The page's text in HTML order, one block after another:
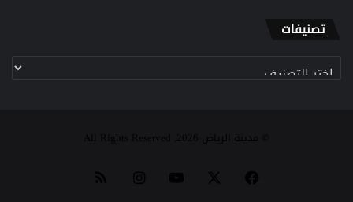
تصنيفات
تصنيفات
© مدينة الرياض 2026, All Rights Reserved
فيسبوك ‫YouTube انستقرام